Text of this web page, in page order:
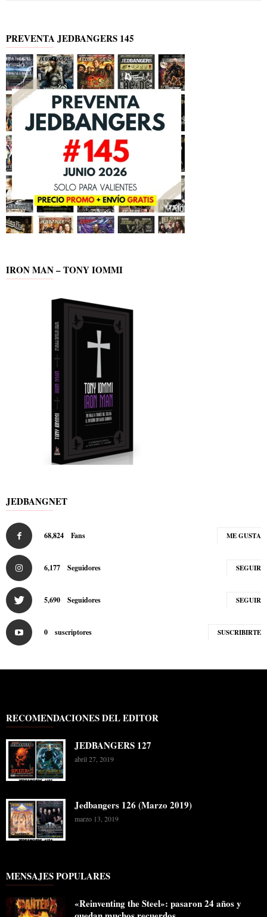
PREVENTA JEDBANGERS 145
IRON MAN – TONY IOMMI
JEDBANGNET
68,824 Fans ME GUSTA
6,177 Seguidores SEGUIR
5,690 Seguidores SEGUIR
0 suscriptores SUSCRIBIRTE
RECOMENDACIONES DEL EDITOR
JEDBANGERS 127
abril 27, 2019
Jedbangers 126 (Marzo 2019)
marzo 13, 2019
MENSAJES POPULARES
«Reinventing the Steel»: pasaron 24 años y